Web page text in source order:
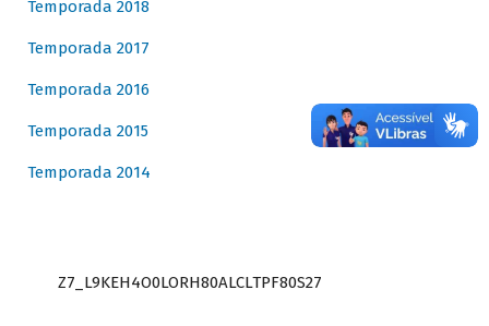
Temporada 2018
Temporada 2017
Temporada 2016
Temporada 2015
Temporada 2014
Z7_L9KEH4O0LORH80ALCLTPF80S27